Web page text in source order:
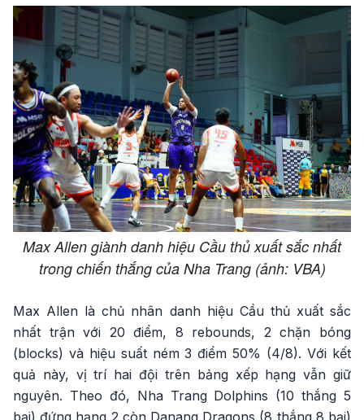
Max Allen giành danh hiệu Cầu thủ xuất sắc nhất
trong chiến thắng của Nha Trang (ảnh: VBA)
Max Allen là chủ nhân danh hiệu Cầu thủ xuất sắc
nhất trận với 20 điểm, 8 rebounds, 2 chặn bóng
(blocks) và hiệu suất ném 3 điểm 50% (4/8). Với kết
quả này, vị trí hai đội trên bảng xếp hạng vẫn giữ
nguyên. Theo đó, Nha Trang Dolphins (10 thắng 5
bại) đứng hạng 2 còn Danang Dragons (8 thắng 8 bại)